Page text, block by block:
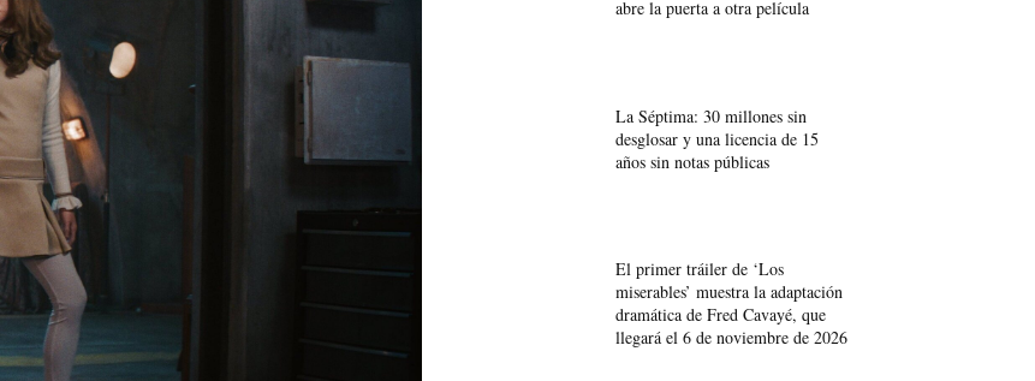
abre la puerta a otra película
La Séptima: 30 millones sin
desglosar y una licencia de 15
años sin notas públicas
El primer tráiler de ‘Los
miserables’ muestra la adaptación
dramática de Fred Cavayé, que
llegará el 6 de noviembre de 2026